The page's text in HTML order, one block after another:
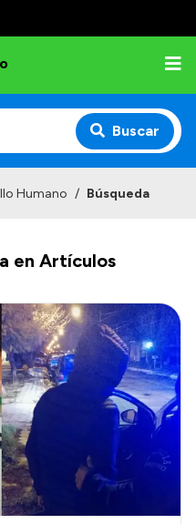
Buscar
Humano / Búsqueda
en Artículos